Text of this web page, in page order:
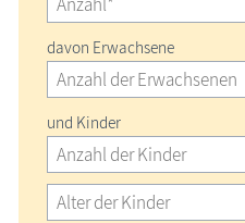
davon Erwachsene
und Kinder